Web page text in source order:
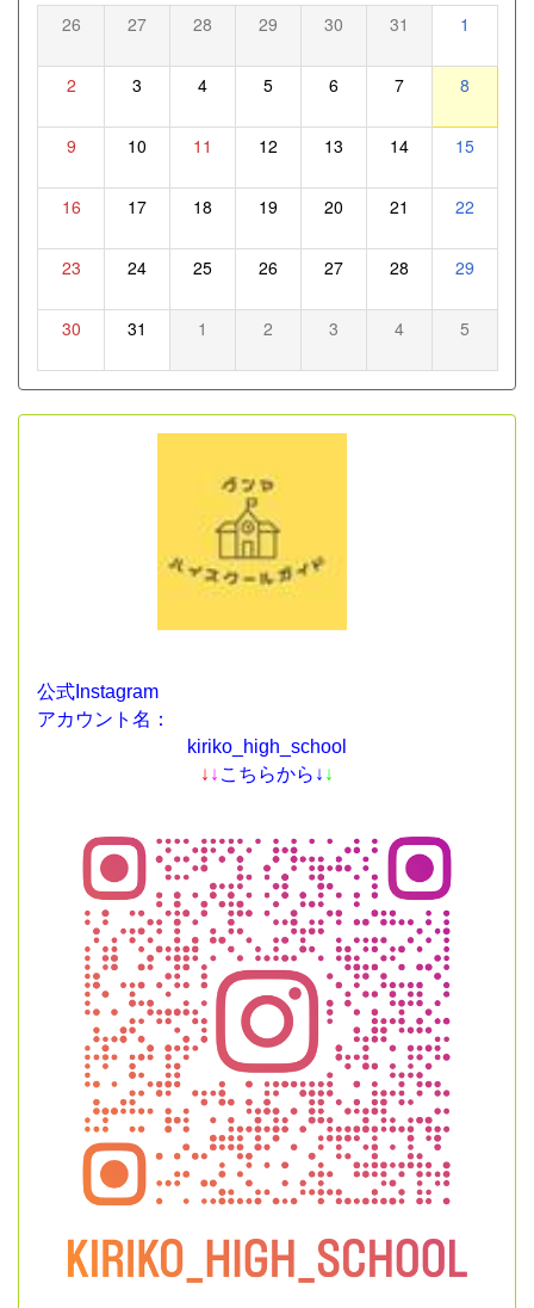
26 27 28 29 30 31 1
2 3 4 5 6 7 8
9 10 11 12 13 14 15
16 17 18 19 20 21 22
23 24 25 26 27 28 29
30 31 1 2 3 4 5
公式Instagram
アカウント名：
kiriko_high_school
↓ ↓ こちらから↓ ↓